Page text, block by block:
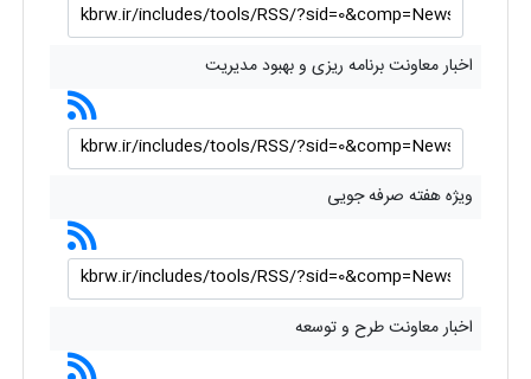
اخبار معاونت برنامه ریزی و بهبود مدیریت
ویژه هفته صرفه جویی
اخبار معاونت طرح و توسعه